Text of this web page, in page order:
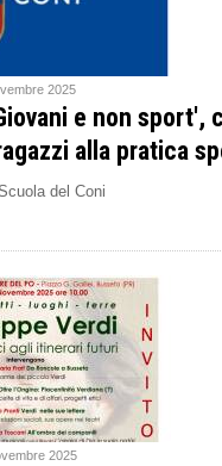
2025
e non sport',
alla pratica
del Coni
2025